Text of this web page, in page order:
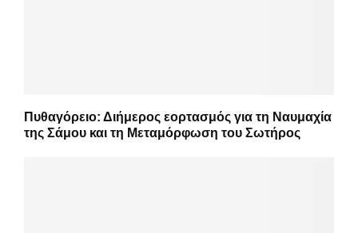
Πυθαγόρειο: Διήμερος εορτασμός για τη Ναυμαχία
της Σάμου και τη Μεταμόρφωση του Σωτήρος